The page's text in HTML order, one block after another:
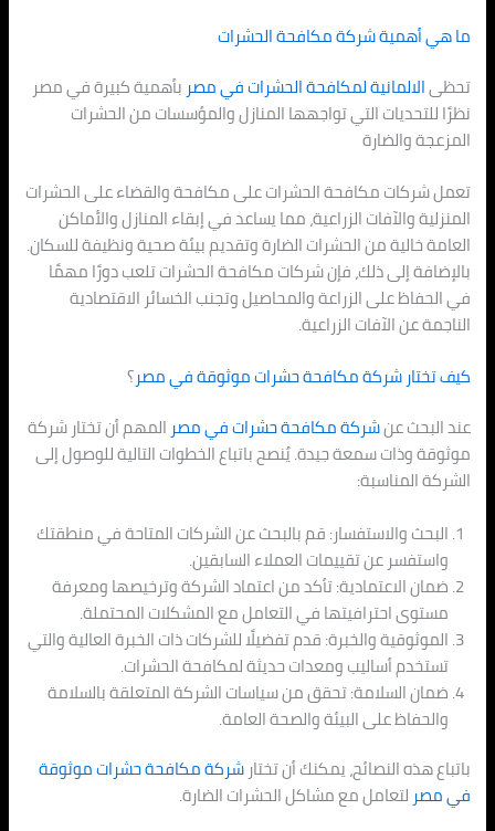
ما هي أهمية شركة مكافحة الحشرات
تحظىالالمانية لمكافحة الحشرات في مصر بأهمية كبيرة في مصر
نظرًا للتحديات التي تواجهها المنازل والمؤسسات من الحشرات
المزعجة والضارة
تعمل شركات مكافحة الحشرات على مكافحة والقضاء على الحشرات
المنزلية والآفات الزراعية، مما يساعد في إبقاء المنازل والأماكن
العامة خالية من الحشرات الضارة وتقديم بيئة صحية ونظيفة للسكان.
بالإضافة إلى ذلك، فإن شركات مكافحة الحشرات تلعب دورًا مهمًا
في الحفاظ على الزراعة والمحاصيل وتجنب الخسائر الاقتصادية
الناجمة عن الآفات الزراعية.
كيف تختار شركة مكافحة حشرات موثوقة في مصر؟
عند البحث عنشركة مكافحة حشرات في مصر المهم أن تختار شركة
موثوقة وذات سمعة جيدة. يُنصح باتباع الخطوات التالية للوصول إلى
الشركة المناسبة:
البحث والاستفسار: قم بالبحث عن الشركات المتاحة في منطقتك
واستفسر عن تقييمات العملاء السابقين.
ضمان الاعتمادية: تأكد من اعتماد الشركة وترخيصها ومعرفة
مستوى احترافيتها في التعامل مع المشكلات المحتملة.
الموثوقية والخبرة: قدم تفضيلًا للشركات ذات الخبرة العالية والتي
تستخدم أساليب ومعدات حديثة لمكافحة الحشرات.
ضمان السلامة: تحقق من سياسات الشركة المتعلقة بالسلامة
والحفاظ على البيئة والصحة العامة.
باتباع هذه النصائح، يمكنك أن تختارشركة مكافحة حشرات موثوقة
في مصر لتعامل مع مشاكل الحشرات الضارة.